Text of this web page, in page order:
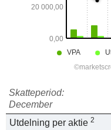
Skatteperiod:
December
Utdelning per aktie 2